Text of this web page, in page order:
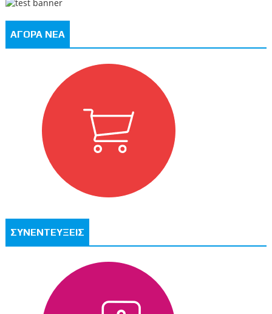
ΑΓΟΡΑ ΝΕΑ
ΣΥΝΕΝΤΕΥΞΕΙΣ